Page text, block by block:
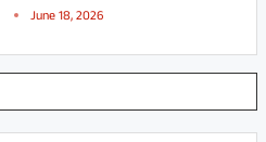
June 18, 2026